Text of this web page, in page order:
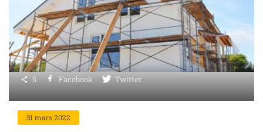
5 Facebook Twitter
31 mars 2022